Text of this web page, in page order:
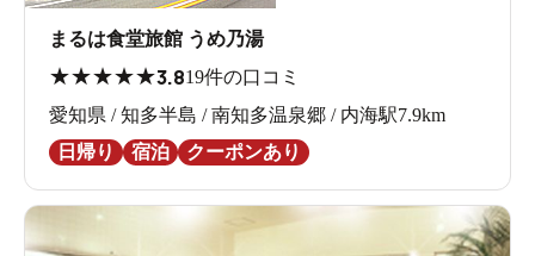
まるは食堂旅館 うめ乃湯
★★★★★3.819件の口コミ
愛知県 / 知多半島 / 南知多温泉郷 / 内海駅7.9km
日帰り
宿泊 クーポンあり